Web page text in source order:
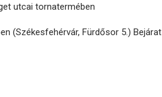
utcai tornatermében
(Székesfehérvár, Fürdősor 5.) Bejárat